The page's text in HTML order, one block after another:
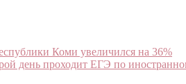
Коми увеличился на 36%
день проходит ЕГЭ по